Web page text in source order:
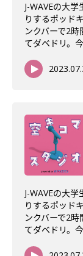
J-WAVEの大
りするポッド
ンクバーで2
てダベドリ。
J-WAVEの大
りするポッド
ンクバーで2
てダベドリ。